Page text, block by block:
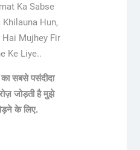
Ka Sabse
Khilauna Hun,
Mujhey Fir
Ke Liye..
सबसे पसंदीदा
जोड़ती है मुझे
के लिए.